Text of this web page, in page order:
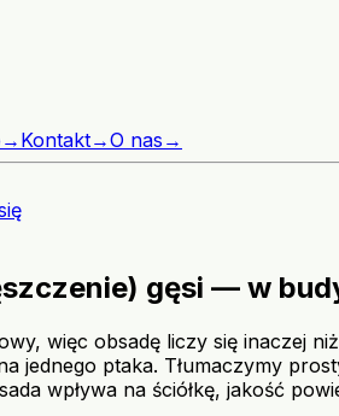
→ Kontakt→O nas →
gęsi — w
więc obsadę liczy się inaczej
jednego ptaka. Tłumaczymy
wpływa na ściółkę, jakość